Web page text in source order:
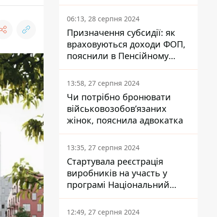
заплатить кожен українець
06:13, 28 серпня 2024
Призначення субсидії: як
враховуються доходи ФОП,
пояснили в Пенсійному
фонді
13:58, 27 серпня 2024
Чи потрібно бронювати
військовозобов’язаних
жінок, пояснила адвокатка
13:35, 27 серпня 2024
Стартувала реєстрація
виробників на участь у
програмі Національний
кешбек: як це зробити
через портал Дія
12:49, 27 серпня 2024